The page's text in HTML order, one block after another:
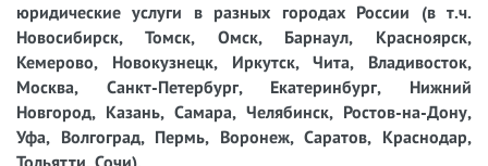
юридические услуги в разных городах России (в т.ч.
Новосибирск, Томск, Омск, Барнаул, Красноярск,
Кемерово, Новокузнецк, Иркутск, Чита, Владивосток,
Москва, Санкт-Петербург, Екатеринбург, Нижний
Новгород, Казань, Самара, Челябинск, Ростов-на-Дону,
Уфа, Волгоград, Пермь, Воронеж, Саратов, Краснодар,